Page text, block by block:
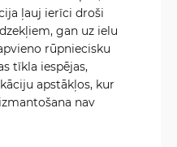
ļauj ierīci droši
gan uz ielu
rūpniecisku
tīkla iespējas,
apstākļos, kur
nav